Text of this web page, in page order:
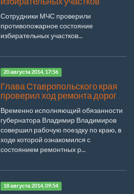
Сотрудники МЧС проверили
противопожарное состояние
избирательных участков...
20 августа 2014, 17:56
Глава Ставропольского края
проверил ход ремонта дорог
Временно исполняющий обязанности
губернатора Владимир Владимиров
совершил рабочую поездку по краю, в
ходе которой ознакомился с
состоянием ремонтных р...
18 августа 2014, 09:54